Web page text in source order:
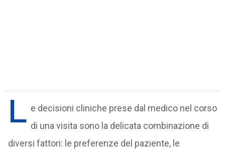
L e decisioni cliniche prese dal medico nel corso
di una visita sono la delicata combinazione di
diversi fattori: le preferenze del paziente, le